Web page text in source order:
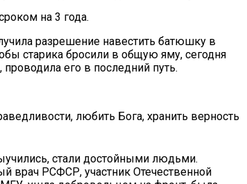
на 3 года.
разрешение навестить батюшку в
старика бросили в общую яму, сегодня
его в последний путь.
любить Бога, хранить верность
стали достойными людьми.
врач РСФСР, участник Отечественной